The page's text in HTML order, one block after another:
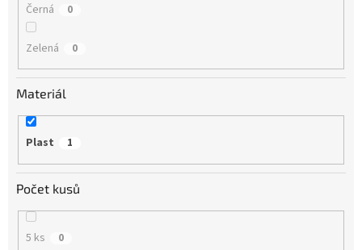
Černá 0
Zelená 0
Materiál
Plast 1
Počet kusů
5 ks 0